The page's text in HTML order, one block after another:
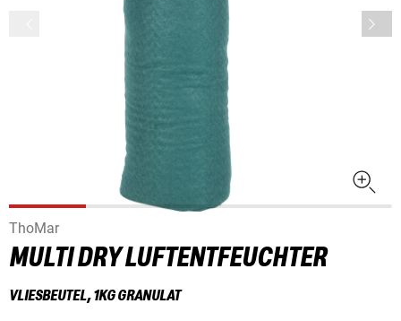
ThoMar
MULTI DRY LUFTENTFEUCHTER
VLIESBEUTEL, 1KG GRANULAT